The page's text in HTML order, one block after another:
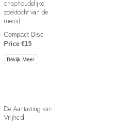
onophoudelijke
zoektocht van de
mens)
Compact Disc
Price €15
Bekijk Meer
De Aantasting van
Vrijheid